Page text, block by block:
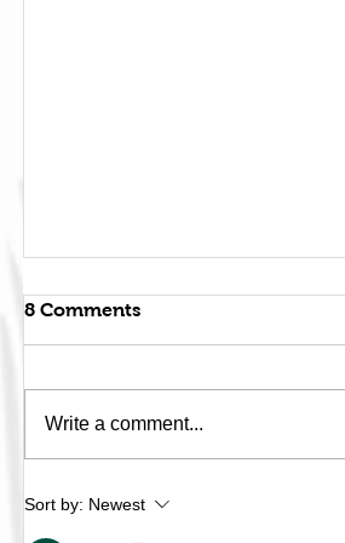
A Frustrated Gardener
8 Comments
Write a comment...
Sort by: Newest